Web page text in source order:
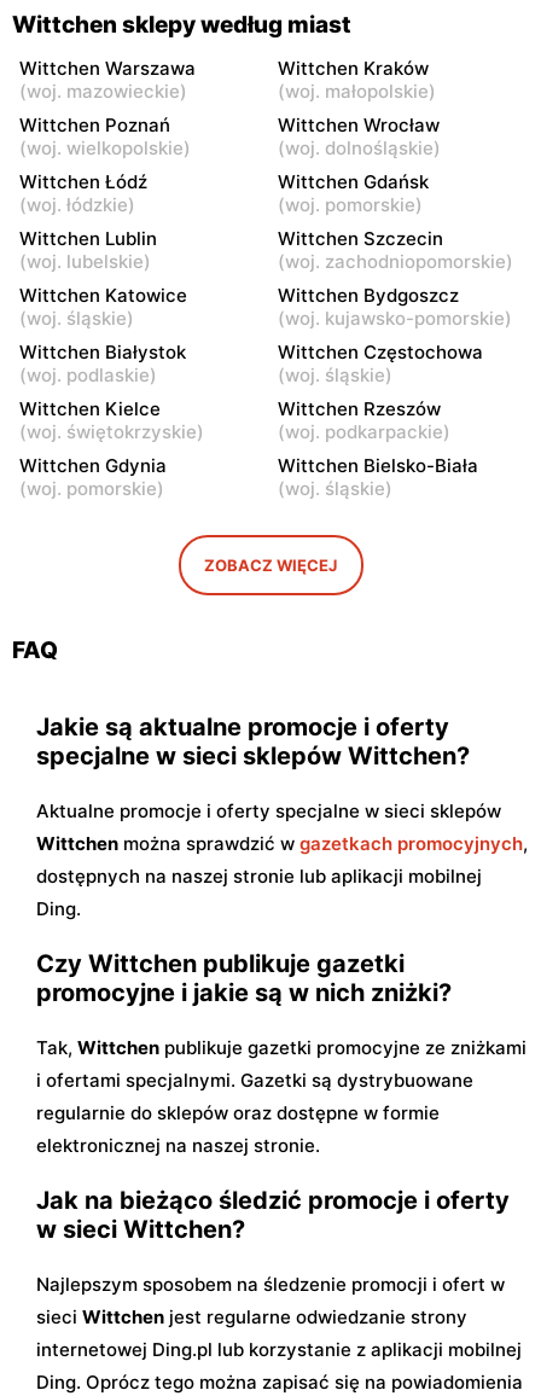
Wittchen
Łódź al. Marsz. Józefa
Piłsudskiego 15/23
Wittchen
Łódź, ul. Jana Karskiego 5
Wittchen
Rzgów, ul. Żeromskiego 8
Wittchen
Łódź, ul. Pabianicka 245
Wittchen
Łódź al. Jana Pawła II 30
Wittchen
Włocławek, ul. Jana
Kilińskiego 3
Wittchen
Kielce, ul. Świętokrzyska
20
Wittchen
Lublin, ul. Lipowa 13
Wittchen
Lublin al. Unii Lubelskiej 2
Wittchen
Lublin, ul. Mełgiewska 16
Wittchen
Lublin al. Wincentego
Wittchen
Białystok, ul. Narodowych
Olsztyn al. Marszałka
Wittchen
Białystok, ul. Czesława
Wittchen sklepy według miast
Wittchen Warszawa
(woj. mazowieckie)
Wittchen Kraków
(woj. małopolskie)
Wittchen Poznań
(woj. wielkopolskie)
Wittchen Wrocław
(woj. dolnośląskie)
Wittchen Łódź
(woj. łódzkie)
Wittchen Gdańsk
(woj. pomorskie)
Wittchen Lublin
(woj. lubelskie)
Wittchen Szczecin
(woj. zachodniopomorskie)
Wittchen Katowice
(woj. śląskie)
Wittchen Bydgoszcz
(woj. kujawsko-pomorskie)
Wittchen Białystok
(woj. podlaskie)
Wittchen Częstochowa
(woj. śląskie)
Wittchen Kielce
(woj. świętokrzyskie)
Wittchen Rzeszów
(woj. podkarpackie)
Wittchen Gdynia
(woj. pomorskie)
Wittchen Bielsko-Biała
(woj. śląskie)
ZOBACZ WIĘCEJ
FAQ
Jakie są aktualne promocje i oferty
specjalne w sieci sklepów Wittchen?
Aktualne promocje i oferty specjalne w sieci sklepów
Wittchen można sprawdzić w gazetkach promocyjnych,
dostępnych na naszej stronie lub aplikacji mobilnej
Ding.
Czy Wittchen publikuje gazetki
promocyjne i jakie są w nich zniżki?
Tak, Wittchen publikuje gazetki promocyjne ze zniżkami
i ofertami specjalnymi. Gazetki są dystrybuowane
regularnie do sklepów oraz dostępne w formie
elektronicznej na naszej stronie.
Jak na bieżąco śledzić promocje i oferty
w sieci Wittchen?
Najlepszym sposobem na śledzenie promocji i ofert w
sieci Wittchen jest regularne odwiedzanie strony
internetowej Ding.pl lub korzystanie z aplikacji mobilnej
Ding. Oprócz tego można zapisać się na powiadomienia